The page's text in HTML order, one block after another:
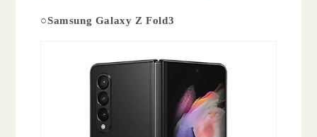
○Samsung Galaxy Z Fold3